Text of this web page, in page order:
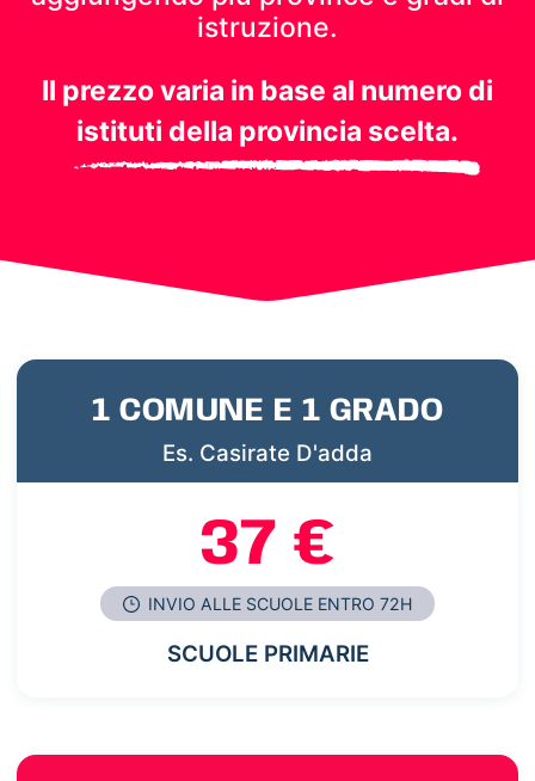
istruzione.
Il prezzo varia in base al numero di
istituti della provincia scelta.
1 COMUNE E 1 GRADO
Es. Casirate D'adda
37 €
INVIO ALLE SCUOLE ENTRO 72H
SCUOLE PRIMARIE